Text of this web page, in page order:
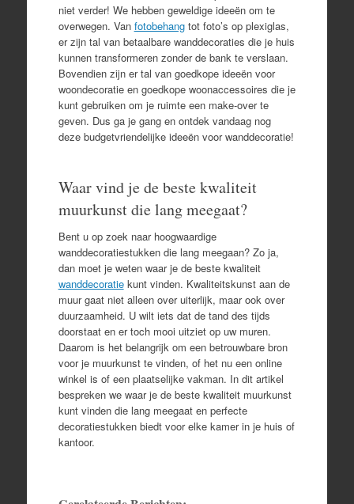
niet verder! We hebben geweldige ideeën om te
overwegen. Van fotobehangtot foto’s op plexiglas,
er zijn tal van betaalbare wanddecoraties die je huis
kunnen transformeren zonder de bank te verslaan.
Bovendien zijn er tal van goedkope ideeën voor
woondecoratie en goedkope woonaccessoires die je
kunt gebruiken om je ruimte een make-over te
geven. Dus ga je gang en ontdek vandaag nog
deze budgetvriendelijke ideeën voor wanddecoratie!
Waar vind je de beste kwaliteit
muurkunst die lang meegaat?
Bent u op zoek naar hoogwaardige
wanddecoratiestukken die lang meegaan? Zo ja,
dan moet je weten waar je de beste kwaliteit
wanddecoratiekunt vinden. Kwaliteitskunst aan de
muur gaat niet alleen over uiterlijk, maar ook over
duurzaamheid. U wilt iets dat de tand des tijds
doorstaat en er toch mooi uitziet op uw muren.
Daarom is het belangrijk om een betrouwbare bron
voor je muurkunst te vinden, of het nu een online
winkel is of een plaatselijke vakman. In dit artikel
bespreken we waar je de beste kwaliteit muurkunst
kunt vinden die lang meegaat en perfecte
decoratiestukken biedt voor elke kamer in je huis of
kantoor.